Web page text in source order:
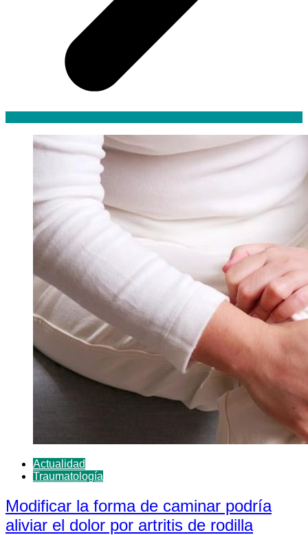
Actualidad
Traumatología
Modificar la forma de caminar podría
aliviar el dolor por artritis de rodilla